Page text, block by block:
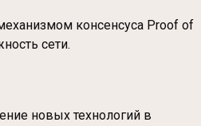
консенсуса Proof of
сети.
новых технологий в